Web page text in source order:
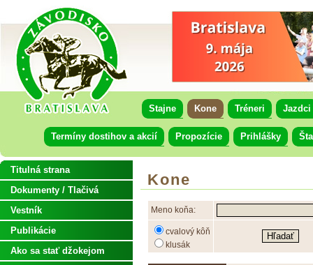
Stajne Kone Tréneri Jazdci
Termíny dostihov a akcií Propozície Prihlášky
Kone
Meno koňa:
cvalový kôň
klusák
Titulná strana
Dokumenty / Tlačivá
Vestník
Publikácie
Ako sa stať džokejom